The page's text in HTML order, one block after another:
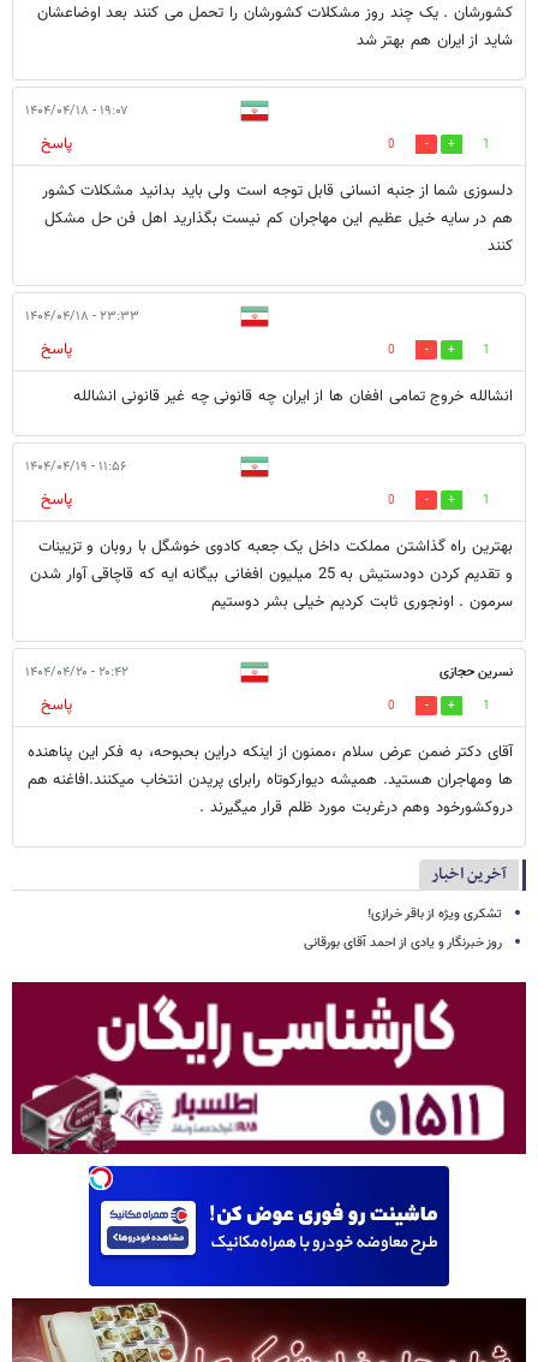
کشورشان . یک چند روز مشکلات کشورشان را تحمل می کنند بعد اوضاعشان
شاید از ایران هم بهتر شد
۱۹:۰۷ - ۱۴۰۴/۰۴/۱۸
1
0
پاسخ
دلسوزی شما از جنبه انسانی قابل توجه است ولی باید بدانید مشکلات کشور
هم در سایه خیل عظیم این مهاجران کم نیست بگذارید اهل فن حل مشکل
کنند
۲۳:۳۳ - ۱۴۰۴/۰۴/۱۸
1
0
پاسخ
انشالله خروج تمامی افغان ها از ایران چه قانونی چه غیر قانونی انشالله
۱۱:۵۶ - ۱۴۰۴/۰۴/۱۹
1
0
پاسخ
بهترین راه گذاشتن مملکت داخل یک جعبه کادوی خوشگل با روبان و تزیینات
و تقدیم کردن دودستیش به 25 میلیون افغانی بیگانه ایه که قاچاقی آوار شدن
سرمون . اونجوری ثابت کردیم خیلی بشر دوستیم
نسرین حجازی ۲۰:۴۲ - ۱۴۰۴/۰۴/۲۰
1
0
پاسخ
آقای دکتر ضمن عرض سلام ،ممنون از اینکه دراین بحبوحه، به فکر این پناهنده
ها ومهاجران هستید. همیشه دیوارکوتاه رابرای پریدن انتخاب میکنند.افاغنه هم
دروکشورخود وهم درغربت مورد ظلم قرار میگیرند .
آخرین اخبار
تشکری ویژه از باقر خرازی!
روز خبرنگار و یادی از احمد آقای بورقانی